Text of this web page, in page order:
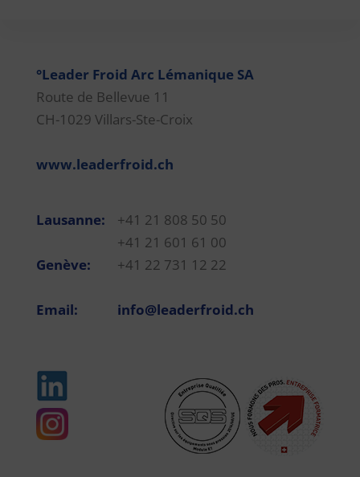
°Leader Froid Arc Lémanique SA
Route de Bellevue 11
CH-1029 Villars-Ste-Croix
www.leaderfroid.ch
Lausanne:
+41 21 808 50 50
+41 21 601 61 00
Genève:
+41 22 731 12 22
Email: info@leaderfroid.ch